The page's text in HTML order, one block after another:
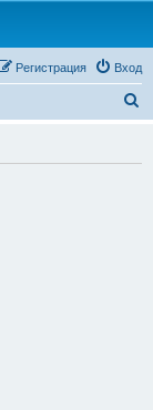
Вход
Регистрация